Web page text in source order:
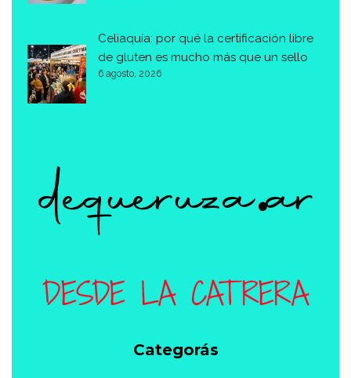
Celiaquía: por qué la certificación libre
de gluten es mucho más que un sello
6 agosto, 2026
Categorás